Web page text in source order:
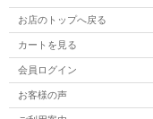
お店のトップへ戻る
カートを見る
会員ログイン
お客様の声